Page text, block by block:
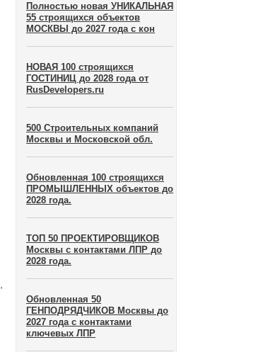
Полностью новая УНИКАЛЬНАЯ
55 строящихся объектов
МОСКВЫ до 2027 года с кон
НОВАЯ 100 строящихся
ГОСТИНИЦ до 2028 года от
RusDevelopers.ru
500 Строительных компаний
Москвы и Московской обл.
Обновленная 100 строящихся
ПРОМЫШЛЕННЫХ объектов до
2028 года.
ТОП 50 ПРОЕКТИРОВЩИКОВ
Москвы с контактами ЛПР до
2028 года.
Обновленная 50
ГЕНПОДРЯДЧИКОВ Москвы до
2027 года с контактами
ключевых ЛПР